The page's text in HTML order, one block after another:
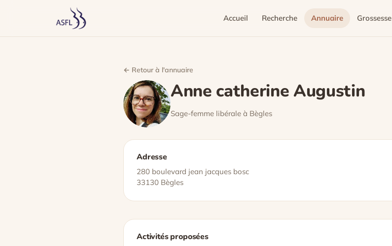
Accueil Recherche Annuaire Grossesse
← Retour à l'annuaire
Anne catherine Augustin
Sage-femme libérale à Bègles
Adresse
280 boulevard jean jacques bosc
33130 Bègles
Activités proposées